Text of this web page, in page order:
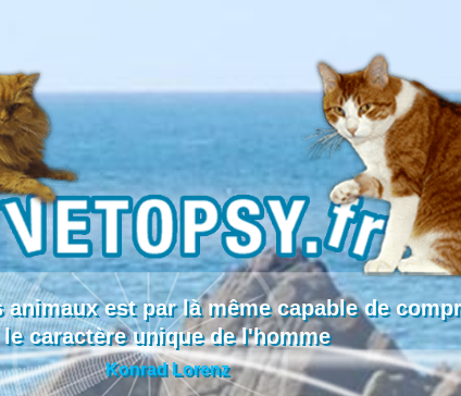
est par là même capable de
le caractère unique de l'homme
Konrad Lorenz